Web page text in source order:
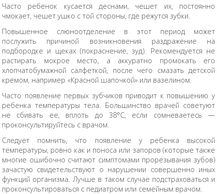
Часто ребенок кусается деснами, чешет их, постоянно
чмокает, чешет ушко с той стороны, где режутся зубки.
Повышенное слюноотделение в этот период может
послужить причиной возникновения раздражение на
подбородке и щеках (покраснение, зуд). Рекомендуется не
растирать мокрое место, а аккуратно промокать его
хлопчатобумажной салфеткой, после чего смазать детской
кремом, например «Красной шапочкой» или вазелином.
Часто появление первых зубчиков приводит к повышению у
ребенка температуры тела. Большинство врачей советуют
не сбивать ее, вплоть до 38°С, если сомневаетесь —
проконсультируйтесь с врачом.
Следует помнить, что появление у ребенка высокой
температуры, ровно как и поноса или запоров (которые также
многие ошибочно считают симптомами прорезывания зубов)
зачастую свидетельствуют о нарушении совершенно иных
функций организма. Лучше в таком случае подстраховаться и
проконсультироваться с педиатром или семейным врачом.